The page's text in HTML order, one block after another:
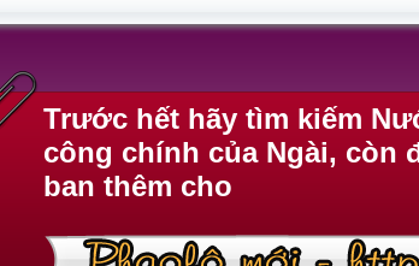
Trước hết hãy tìm kiếm
công chính của Ngài, còn
ban thêm cho